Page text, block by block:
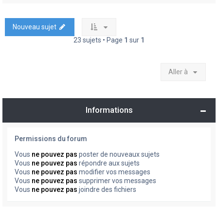
Nouveau sujet
23 sujets • Page 1 sur 1
Aller à
Informations
Permissions du forum
Vous ne pouvez pas poster de nouveaux sujets
Vous ne pouvez pas répondre aux sujets
Vous ne pouvez pas modifier vos messages
Vous ne pouvez pas supprimer vos messages
Vous ne pouvez pas joindre des fichiers